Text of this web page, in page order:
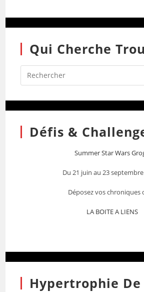
Qui Cherche
Défis &
Summer Star Wars
Du 21 juin au 23
Déposez vos chroniques
LA BOITE A LIENS
Hypertrophie De